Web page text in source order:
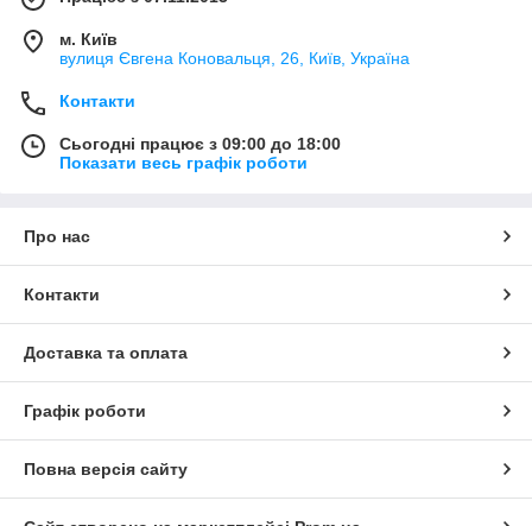
м. Київ
вулиця Євгена Коновальця, 26, Київ, Україна
Контакти
Сьогодні працює з 09:00 до 18:00
Показати весь графік роботи
Про нас
Контакти
Доставка та оплата
Графік роботи
Повна версія сайту